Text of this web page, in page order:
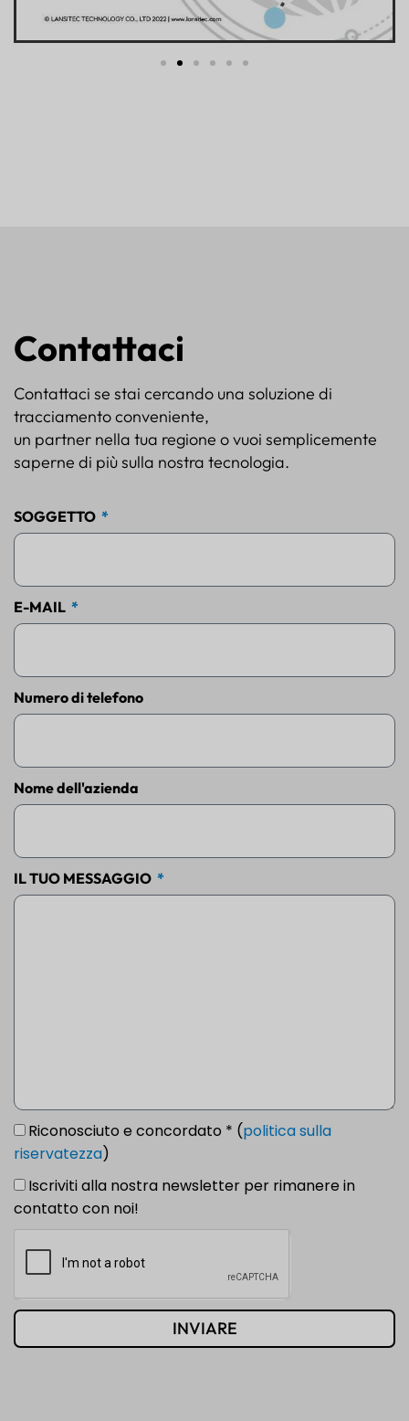
Contattaci
Contattaci se stai cercando una soluzione di
tracciamento conveniente,
un partner nella tua regione o vuoi semplicemente
saperne di più sulla nostra tecnologia.
SOGGETTO
E-MAIL
Numero di telefono
Nome dell'azienda
IL TUO MESSAGGIO
Riconosciuto e concordato * (politica sulla
riservatezza)
Iscriviti alla nostra newsletter per rimanere in
contatto con noi!
INVIARE